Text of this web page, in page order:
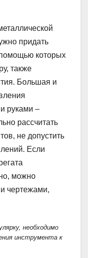
придать
которых
также
Большая и
руками –
рассчитать
не допустить
Если
можно
чертежами,
необходимо
инструмента к